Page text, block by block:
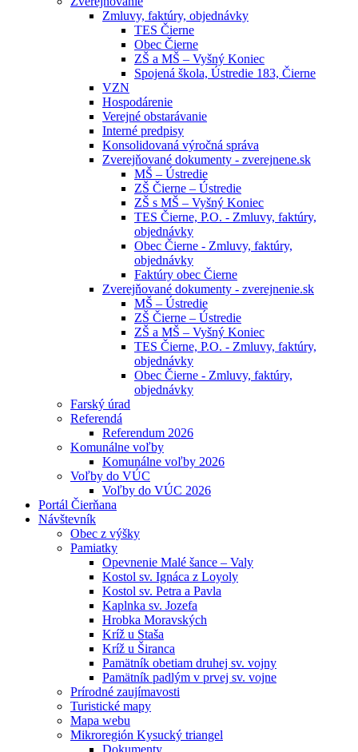
Zmluvy, faktúry, objednávky
TES Čierne
Obec Čierne
ZŠ a MŠ – Vyšný Koniec
Spojená škola, Ústredie 183, Čierne
VZN
Hospodárenie
Verejné obstarávanie
Interné predpisy
Konsolidovaná výročná správa
Zverejňované dokumenty - zverejnene.sk
MŠ – Ústredie
ZŠ Čierne – Ústredie
ZŠ s MŠ – Vyšný Koniec
TES Čierne, P.O. - Zmluvy, faktúry,
objednávky
Obec Čierne - Zmluvy, faktúry,
objednávky
Faktúry obec Čierne
Zverejňované dokumenty - zverejnenie.sk
MŠ – Ústredie
ZŠ Čierne – Ústredie
ZŠ a MŠ – Vyšný Koniec
TES Čierne, P.O. - Zmluvy, faktúry,
objednávky
Obec Čierne - Zmluvy, faktúry,
objednávky
Farský úrad
Referendá
Referendum 2026
Komunálne voľby
Komunálne voľby 2026
Voľby do VÚC
Voľby do VÚC 2026
Portál Čierňana
Návštevník
Obec z výšky
Pamiatky
Opevnenie Malé šance – Valy
Kostol sv. Ignáca z Loyoly
Kostol sv. Petra a Pavla
Kaplnka sv. Jozefa
Hrobka Moravských
Kríž u Staša
Kríž u Širanca
Pamätník obetiam druhej sv. vojny
Pamätník padlým v prvej sv. vojne
Prírodné zaujímavosti
Turistické mapy
Mapa webu
Mikroregión Kysucký triangel
Dokumenty